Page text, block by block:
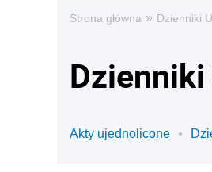
Strona główna » Dzienniki
Akty ujednolicone